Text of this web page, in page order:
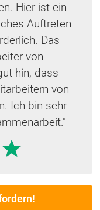
Hier ist ein
Auftreten
Das
von
hin, dass
von
Ich bin sehr